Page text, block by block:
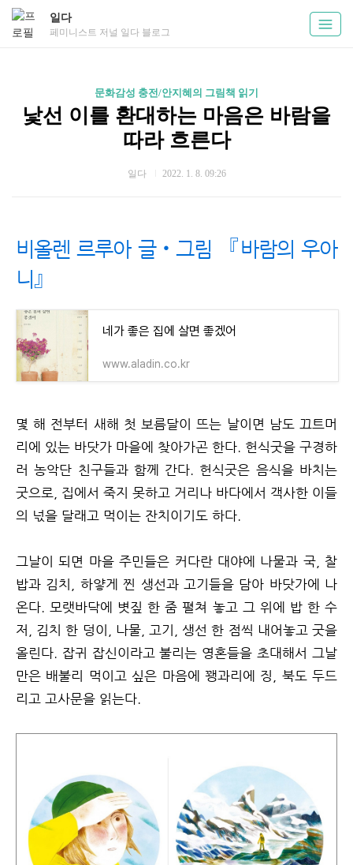
일다
페미니스트 저널 일다 블로그
문화감성 충전/안지혜의 그림책 읽기
낯선 이를 환대하는 마음은 바람을
따라 흐른다
일다 2022. 1. 8. 09:26
비올렌 르루아 글‧그림 『바람의 우아
니』
네가 좋은 집에 살면 좋겠어
www.aladin.co.kr
몇 해 전부터 새해 첫 보름달이 뜨는 날이면 남도 끄트머
리에 있는 바닷가 마을에 찾아가곤 한다. 헌식굿을 구경하
러 농악단 친구들과 함께 간다. 헌식굿은 음식을 바치는
굿으로, 집에서 죽지 못하고 거리나 바다에서 객사한 이들
의 넋을 달래고 먹이는 잔치이기도 하다.
그날이 되면 마을 주민들은 커다란 대야에 나물과 국, 찰
밥과 김치, 하얗게 찐 생선과 고기들을 담아 바닷가에 나
온다. 모랫바닥에 볏짚 한 줌 펼쳐 놓고 그 위에 밥 한 수
저, 김치 한 덩이, 나물, 고기, 생선 한 점씩 내어놓고 굿을
올린다. 잡귀 잡신이라고 불리는 영혼들을 초대해서 그날
만은 배불리 먹이고 싶은 마음에 꽹과리에 징, 북도 두드
리고 고사문을 읽는다.